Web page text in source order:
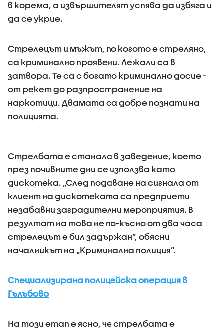
в корема, а извършителят успява да избяга и
да се укрие.
Стрелецът и мъжът, по когото е стреляно,
са криминално проявени. Лежали са в
затвора. Те са с богато криминално досие -
от рекет до разпространение на
наркотици. Двамата са добре познати на
полицията.
Стрелбата е станала в заведение, което
през почивните дни се използва като
дискотека. „След подаване на сигнала от
клиент на дискотеката са предприети
незабавни заградителни мероприятия. В
резултат на това не по-късно от два часа
стрелецът е бил задържан”, обясни
началникът на „Криминална полиция”.
Специализирана полицейска операция в
Гълъбово
На този етап е ясно, че стрелбата е